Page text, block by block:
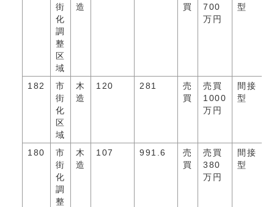
街
化
調
整
区
域
造
買
700
万円
型
182
市
街
化
区
域
木
造
120 281
売
買
売買
1000
万円
間接
型
180
市
街
化
調
整
木
造
107 991.6
売
買
売買
380
万円
間接
型